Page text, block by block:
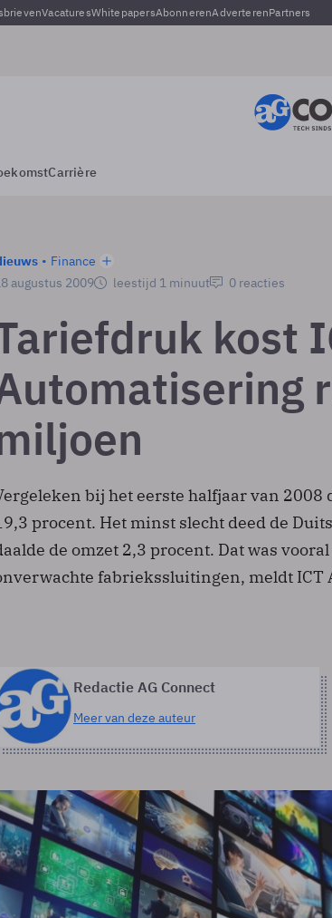
VacaturesWhitepapersAbonnerenAdverterenPartners
Carrière
Finance
augustus 2009
leestijd 1 minuut 0 reacties
kost
bij het eerste halfjaar van 2008
procent. Het minst slecht deed de
de omzet 2,3 procent. Dat was
fabriekssluitingen, meldt ICT
Redactie AG Connect
Meer van deze auteur